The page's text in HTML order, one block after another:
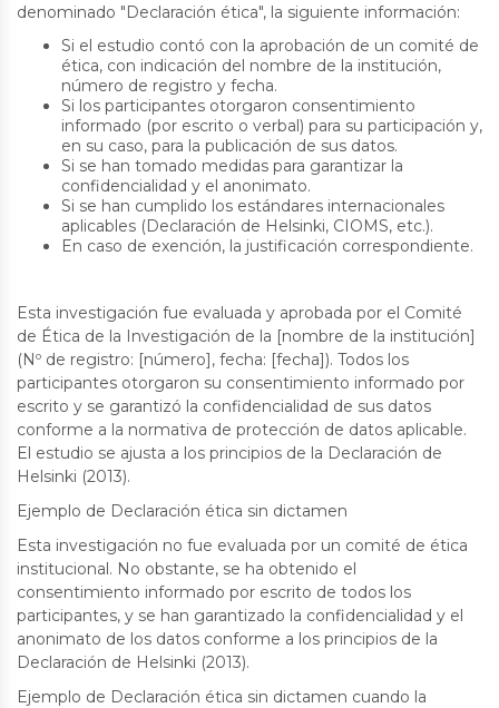
denominado "Declaración ética", la siguiente información:
Si el estudio contó con la aprobación de un comité de
ética, con indicación del nombre de la institución,
número de registro y fecha.
Si los participantes otorgaron consentimiento
informado (por escrito o verbal) para su participación y,
en su caso, para la publicación de sus datos.
Si se han tomado medidas para garantizar la
confidencialidad y el anonimato.
Si se han cumplido los estándares internacionales
aplicables (Declaración de Helsinki, CIOMS, etc.).
En caso de exención, la justificación correspondiente.
Esta investigación fue evaluada y aprobada por el Comité
de Ética de la Investigación de la [nombre de la institución]
(Nº de registro: [número], fecha: [fecha]). Todos los
participantes otorgaron su consentimiento informado por
escrito y se garantizó la confidencialidad de sus datos
conforme a la normativa de protección de datos aplicable.
El estudio se ajusta a los principios de la Declaración de
Helsinki (2013).
Ejemplo de Declaración ética sin dictamen
Esta investigación no fue evaluada por un comité de ética
institucional. No obstante, se ha obtenido el
consentimiento informado por escrito de todos los
participantes, y se han garantizado la confidencialidad y el
anonimato de los datos conforme a los principios de la
Declaración de Helsinki (2013).
Ejemplo de Declaración ética sin dictamen cuando la